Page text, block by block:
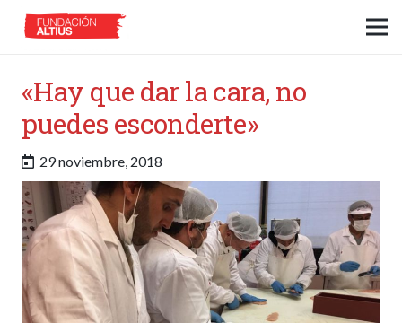
«Hay que dar la cara, no
puedes esconderte»
29 noviembre, 2018